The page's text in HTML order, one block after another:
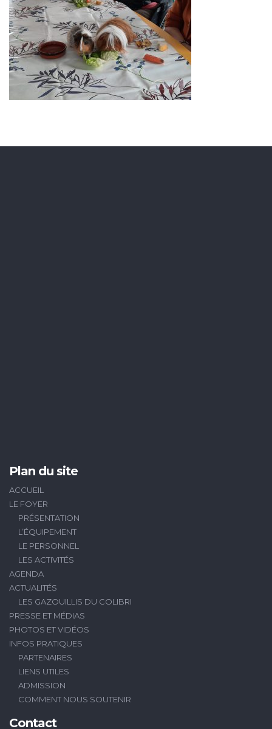
Plan du site
ACCUEIL
LE FOYER
PRÉSENTATION
L’ÉQUIPEMENT
LE PERSONNEL
LES ACTIVITÉS
AGENDA
ACTUALITÉS
LES GAZOUILLIS DU COLIBRI
PRESSE ET MÉDIAS
PHOTOS ET VIDÉOS
INFOS PRATIQUES
PARTENAIRES
LIENS UTILES
ADMISSION
COMMENT NOUS SOUTENIR
Contact